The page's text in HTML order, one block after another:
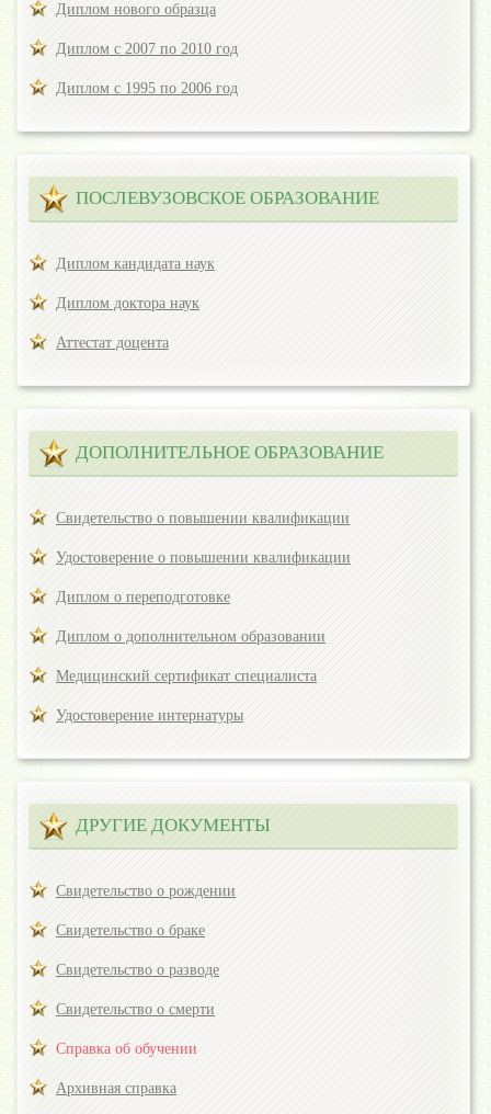
Диплом нового образца
Диплом с 2007 по 2010 год
Диплом с 1995 по 2006 год
ПОСЛЕВУЗОВСКОЕ ОБРАЗОВАНИЕ
Диплом кандидата наук
Диплом доктора наук
Аттестат доцента
ДОПОЛНИТЕЛЬНОЕ ОБРАЗОВАНИЕ
Свидетельство о повышении квалификации
Удостоверение о повышении квалификации
Диплом о переподготовке
Диплом о дополнительном образовании
Медицинский сертификат специалиста
Удостоверение интернатуры
ДРУГИЕ ДОКУМЕНТЫ
Свидетельство о рождении
Свидетельство о браке
Свидетельство о разводе
Свидетельство о смерти
Справка об обучении
Архивная справка